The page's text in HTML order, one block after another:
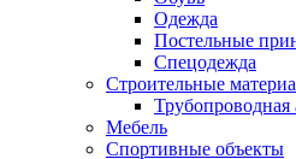
Одежда
Постельные
Спецодежда
Строительные
Трубопроводная
Мебель
Спортивные объекты